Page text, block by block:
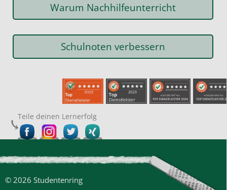
Warum Nachhilfeunterricht
Schulnoten verbessern
Teile deinen Lernerfolg
© 2026 Studentenring